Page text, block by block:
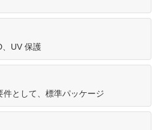
、UV 保護
として、標準パッケージ